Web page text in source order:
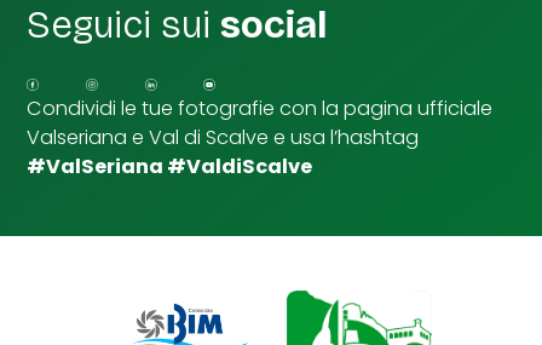
i
u
n
t
a
Seguici suisocial
Condividi le tue fotografie con la pagina ufficiale
Valseriana e Val di Scalve e usa l’hashtag
#ValSeriana #ValdiScalve